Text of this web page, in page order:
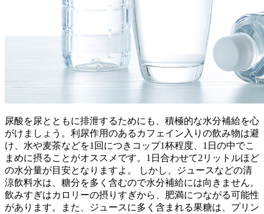
尿酸を尿とともに排泄するためにも、積極的な水分補給を心
がけましょう。利尿作用のあるカフェイン入りの飲み物は避
け、水や麦茶などを1回につきコップ1杯程度、1日の中でこ
まめに摂ることがオススメです。1日合わせて2リットルほど
の水分量が目安となりますよ。 しかし、ジュースなどの清
涼飲料水は、糖分を多く含むので水分補給には向きません。
飲みすぎはカロリーの摂りすぎから、肥満につながる可能性
があります。また、ジュースに多く含まれる果糖は、プリン